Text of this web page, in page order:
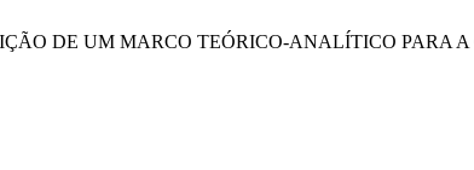
DE UM MARCO TEÓRICO-ANALÍTICO